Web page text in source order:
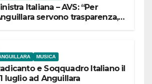
Italiana – AVS: “Per
servono trasparenza,
MUSICA
e Soqquadro Italiano il
luglio ad Anguillara